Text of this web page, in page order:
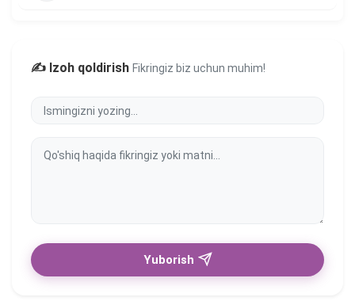
✍️ Izoh qoldirish Fikringiz biz uchun muhim!
Yuborish